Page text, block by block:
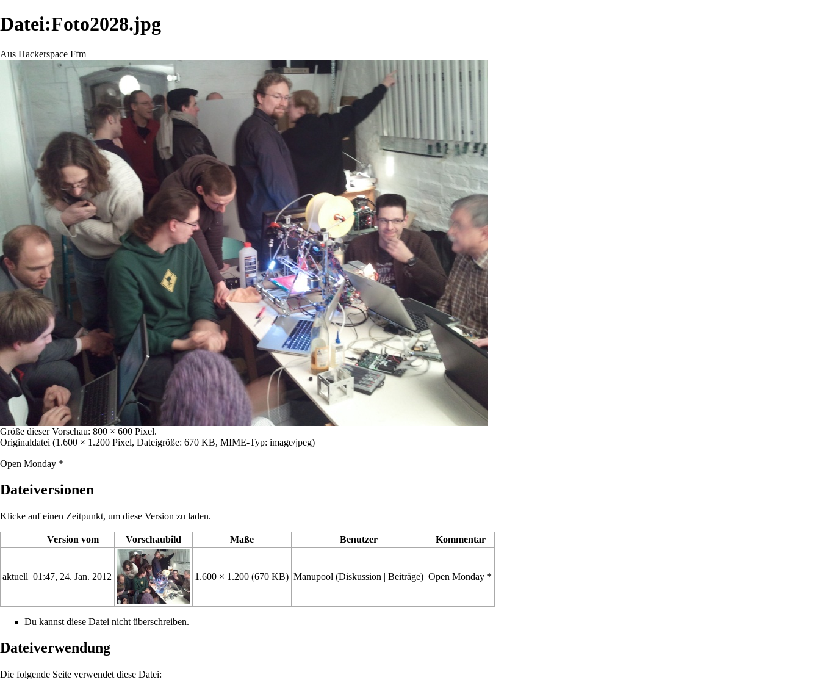
Datei:Foto2028.jpg
Aus Hackerspace Ffm
Größe dieser Vorschau: 800 × 600 Pixel.
Originaldatei (1.600 × 1.200 Pixel, Dateigröße: 670 KB, MIME-Typ: image/jpeg)
Open Monday *
Dateiversionen
Klicke auf einen Zeitpunkt, um diese Version zu laden.
Version vom Vorschaubild Maße Benutzer Kommentar
aktuell 01:47, 24. Jan. 2012 1.600 × 1.200(670 KB) Manupool (Diskussion |Beiträge) Open Monday *
Du kannst diese Datei nicht überschreiben.
Dateiverwendung
Die folgende Seite verwendet diese Datei: